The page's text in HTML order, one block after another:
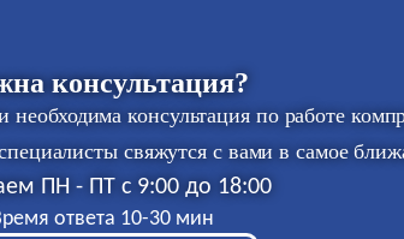
консультация?
необходима консультация по работе
свяжутся с вами в самое
ПН - ПТ с 9:00 до 18:00
ответа 10-30 мин